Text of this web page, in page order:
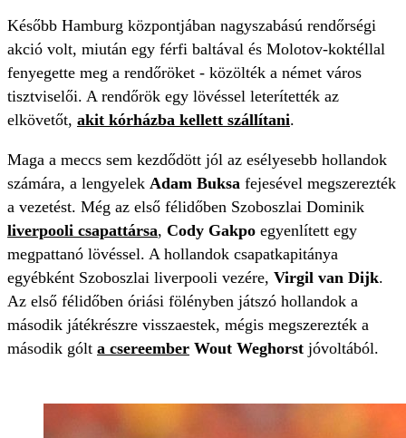
Később Hamburg központjában nagyszabású rendőrségi
akció volt, miután egy férfi baltával és Molotov-koktéllal
fenyegette meg a rendőröket - közölték a német város
tisztviselői. A rendőrök egy lövéssel leterítették az
elkövetőt, akit kórházba kellett szállítani.
Maga a meccs sem kezdődött jól az esélyesebb hollandok
számára, a lengyelek Adam Buksa fejesével megszerezték
a vezetést. Még az első félidőben Szoboszlai Dominik
liverpooli csapattársa, Cody Gakpo egyenlített egy
megpattanó lövéssel. A hollandok csapatkapitánya
egyébként Szoboszlai liverpooli vezére, Virgil van Dijk.
Az első félidőben óriási fölényben játszó hollandok a
második játékrészre visszaestek, mégis megszerezték a
második gólt a csereember Wout Weghorst jóvoltából.